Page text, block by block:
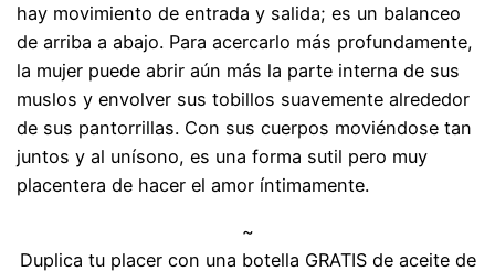
hay movimiento de entrada y salida; es un balanceo
de arriba a abajo. Para acercarlo más profundamente,
la mujer puede abrir aún más la parte interna de sus
muslos y envolver sus tobillos suavemente alrededor
de sus pantorrillas. Con sus cuerpos moviéndose tan
juntos y al unísono, es una forma sutil pero muy
placentera de hacer el amor íntimamente.
~
Duplica tu placer con una botella GRATIS de aceite de